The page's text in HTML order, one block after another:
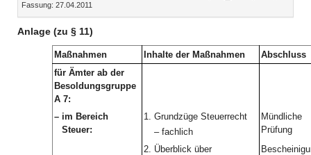
Fassung: 27.04.2011
(inaktiv)
Anlage (zu § 11)
Maßnahmen Inhalte der Maßnahmen
Abschluss
für Ämter ab der
Besoldungsgruppe
A 7:
– im Bereich
Steuer:
1. Grundzüge Steuerrecht
– fachlich
Mündliche
Prüfung
2. Überblick über